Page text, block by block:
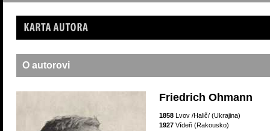
Karta autora
O autorovi
Friedrich Ohmann
1858 Lvov /Halič/ (Ukrajina)
1927 Vídeň (Rakousko)